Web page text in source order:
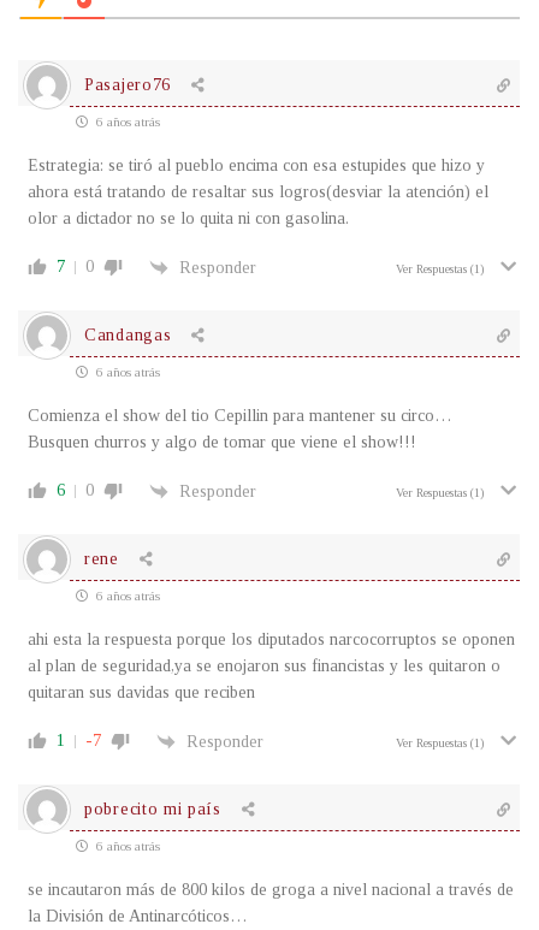
Pasajero76
6 años atrás
Estrategia: se tiró al pueblo encima con esa estupides que hizo y
ahora está tratando de resaltar sus logros(desviar la atención) el
olor a dictador no se lo quita ni con gasolina.
7 0 Responder Ver Respuestas (1)
Candangas
6 años atrás
Comienza el show del tio Cepillin para mantener su circo…
Busquen churros y algo de tomar que viene el show!!!
6 0 Responder Ver Respuestas (1)
rene
6 años atrás
ahi esta la respuesta porque los diputados narcocorruptos se oponen
al plan de seguridad,ya se enojaron sus financistas y les quitaron o
quitaran sus davidas que reciben
1 -7 Responder Ver Respuestas (1)
pobrecito mi país
6 años atrás
se incautaron más de 800 kilos de groga a nivel nacional a través de
la División de Antinarcóticos…